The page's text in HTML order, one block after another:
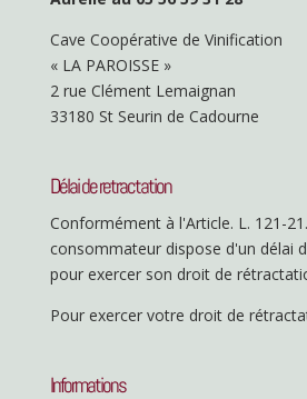
Cave Coopérative de Vinification
« LA PAROISSE »
2 rue Clément Lemaignan
33180 St Seurin de Cadourne
Délai de retractation
Conformément à l'Article. L. 121-
consommateur dispose d'un délai
pour exercer son droit de
Pour exercer votre droit de
Informations